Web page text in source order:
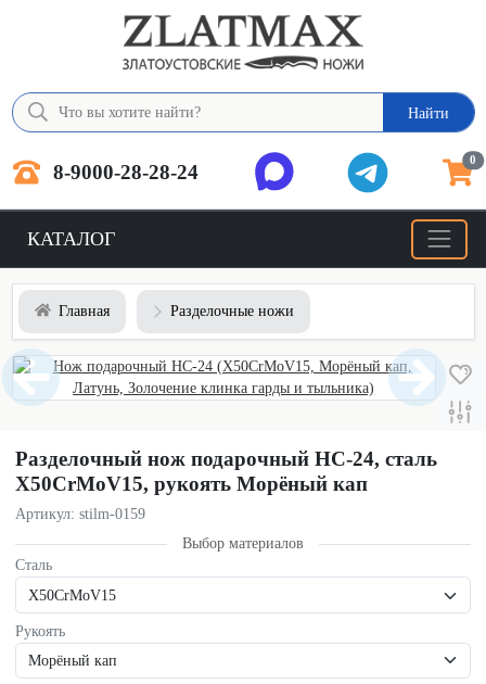
Найти
8-9000-28-28-24 0
КАТАЛОГ
Главная Разделочные ножи
Разделочный нож подарочный НС-24, сталь
X50CrMoV15, рукоять Морёный кап
Артикул: stilm-0159
Выбор материалов
Сталь
Рукоять